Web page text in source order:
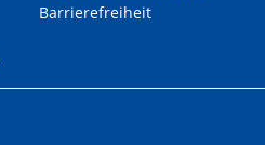
Barrierefreiheit